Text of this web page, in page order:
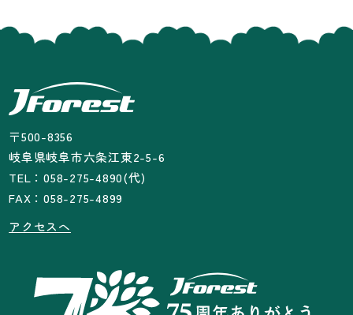
〒500-8356
岐阜県岐阜市六条江東2-5-6
TEL：058-275-4890(代)
FAX：058-275-4899
アクセスへ